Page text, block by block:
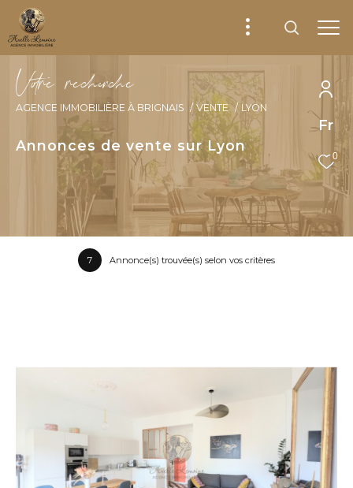
Fr
0
Vore recece
AGENCE IMMOBILIÈRE À BRIGNAIS VENTE LYON
Annonces de vente sur Lyon
7 Annonce(s) trouvée(s) selon vos critères